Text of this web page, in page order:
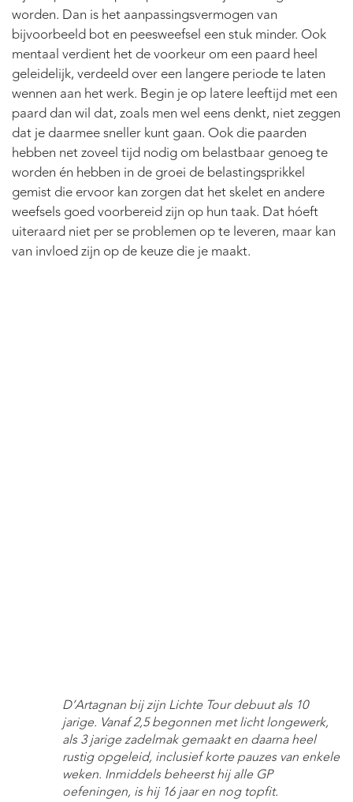
worden. Dan is het aanpassingsvermogen van
bijvoorbeeld bot en peesweefsel een stuk minder. Ook
mentaal verdient het de voorkeur om een paard heel
geleidelijk, verdeeld over een langere periode te laten
wennen aan het werk. Begin je op latere leeftijd met een
paard dan wil dat, zoals men wel eens denkt, niet zeggen
dat je daarmee sneller kunt gaan. Ook die paarden
hebben net zoveel tijd nodig om belastbaar genoeg te
worden én hebben in de groei de belastingsprikkel
gemist die ervoor kan zorgen dat het skelet en andere
weefsels goed voorbereid zijn op hun taak. Dat hóeft
uiteraard niet per se problemen op te leveren, maar kan
van invloed zijn op de keuze die je maakt.
D’Artagnan bij zijn Lichte Tour debuut als 10
jarige. Vanaf 2,5 begonnen met licht longewerk,
als 3 jarige zadelmak gemaakt en daarna heel
rustig opgeleid, inclusief korte pauzes van enkele
weken. Inmiddels beheerst hij alle GP
oefeningen, is hij 16 jaar en nog topfit.